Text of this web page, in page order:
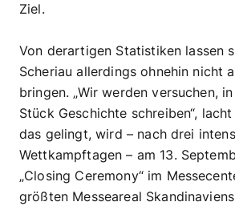
Ziel.
Von derartigen Statistiken lassen
Scheriau allerdings ohnehin nicht
bringen. „Wir werden versuchen,
Stück Geschichte schreiben“,
das gelingt, wird – nach drei
Wettkampftagen – am 13.
„Closing Ceremony“ im
größten Messeareal